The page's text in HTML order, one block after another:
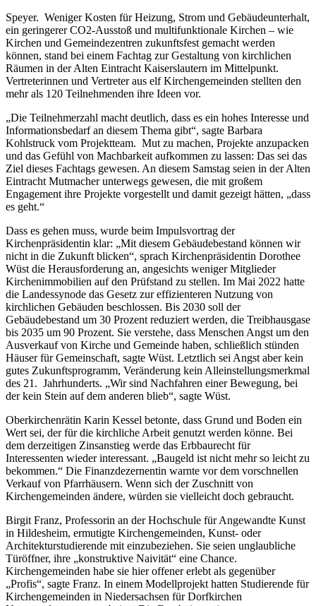
Speyer. Weniger Kosten für Heizung, Strom und Gebäudeunterhalt,
ein geringerer CO2-Ausstoß und multifunktionale Kirchen – wie
Kirchen und Gemeindezentren zukunftsfest gemacht werden
können, stand bei einem Fachtag zur Gestaltung von kirchlichen
Räumen in der Alten Eintracht Kaiserslautern im Mittelpunkt.
Vertreterinnen und Vertreter aus elf Kirchengemeinden stellten den
mehr als 120 Teilnehmenden ihre Ideen vor.
„Die Teilnehmerzahl macht deutlich, dass es ein hohes Interesse und
Informationsbedarf an diesem Thema gibt“, sagte Barbara
Kohlstruck vom Projektteam. Mut zu machen, Projekte anzupacken
und das Gefühl von Machbarkeit aufkommen zu lassen: Das sei das
Ziel dieses Fachtags gewesen. An diesem Samstag seien in der Alten
Eintracht Mutmacher unterwegs gewesen, die mit großem
Engagement ihre Projekte vorgestellt und damit gezeigt hätten, „dass
es geht.“
Dass es gehen muss, wurde beim Impulsvortrag der
Kirchenpräsidentin klar: „Mit diesem Gebäudebestand können wir
nicht in die Zukunft blicken“, sprach Kirchenpräsidentin Dorothee
Wüst die Herausforderung an, angesichts weniger Mitglieder
Kirchenimmobilien auf den Prüfstand zu stellen. Im Mai 2022 hatte
die Landessynode das Gesetz zur effizienteren Nutzung von
kirchlichen Gebäuden beschlossen. Bis 2030 soll der
Gebäudebestand um 30 Prozent reduziert werden, die Treibhausgase
bis 2035 um 90 Prozent. Sie verstehe, dass Menschen Angst um den
Ausverkauf von Kirche und Gemeinde haben, schließlich stünden
Häuser für Gemeinschaft, sagte Wüst. Letztlich sei Angst aber kein
gutes Zukunftsprogramm, Veränderung kein Alleinstellungsmerkmal
des 21. Jahrhunderts. „Wir sind Nachfahren einer Bewegung, bei
der kein Stein auf dem anderen blieb“, sagte Wüst.
Oberkirchenrätin Karin Kessel betonte, dass Grund und Boden ein
Wert sei, der für die kirchliche Arbeit genutzt werden könne. Bei
dem derzeitigen Zinsanstieg werde das Erbbaurecht für
Interessenten wieder interessant. „Baugeld ist nicht mehr so leicht zu
bekommen.“ Die Finanzdezernentin warnte vor dem vorschnellen
Verkauf von Pfarrhäusern. Wenn sich der Zuschnitt von
Kirchengemeinden ändere, würden sie vielleicht doch gebraucht.
Birgit Franz, Professorin an der Hochschule für Angewandte Kunst
in Hildesheim, ermutigte Kirchengemeinden, Kunst- oder
Architekturstudierende mit einzubeziehen. Sie seien unglaubliche
Türöffner, ihre „konstruktive Naivität“ eine Chance.
Kirchengemeinden habe sie hier offener erlebt als gegenüber
„Profis“, sagte Franz. In einem Modellprojekt hatten Studierende für
Kirchengemeinden in Niedersachsen für Dorfkirchen